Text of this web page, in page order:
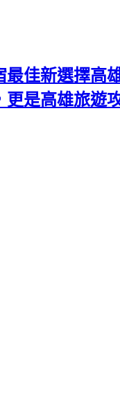
佳新選擇高
是高雄旅遊